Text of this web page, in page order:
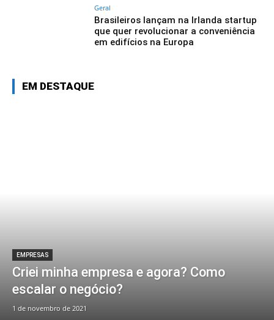
Geral
Brasileiros lançam na Irlanda startup
que quer revolucionar a conveniência
em edifícios na Europa
EM DESTAQUE
EMPRESAS
Criei minha empresa e agora? Como
escalar o negócio?
1 de novembro de 2021